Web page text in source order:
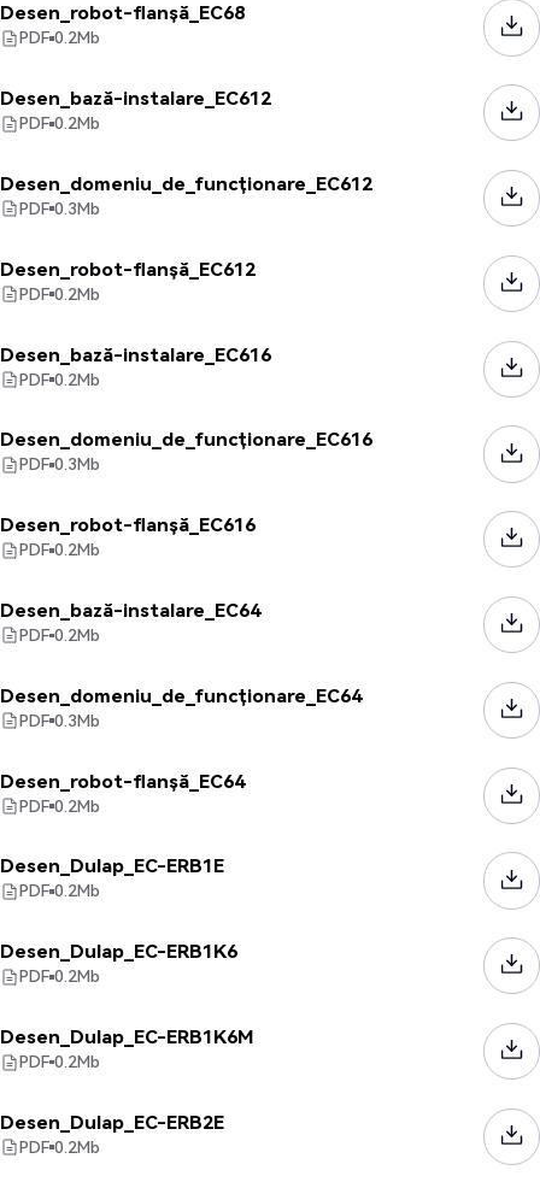
Desen_robot-flanșă_EC68
PDF 0.2Mb
Desen_bază-instalare_EC612
PDF 0.2Mb
Desen_domeniu_de_funcționare_EC612
PDF 0.3Mb
Desen_robot-flanșă_EC612
PDF 0.2Mb
Desen_bază-instalare_EC616
PDF 0.2Mb
Desen_domeniu_de_funcționare_EC616
PDF 0.3Mb
Desen_robot-flanșă_EC616
PDF 0.2Mb
Desen_bază-instalare_EC64
PDF 0.2Mb
Desen_domeniu_de_funcționare_EC64
PDF 0.3Mb
Desen_robot-flanșă_EC64
PDF 0.2Mb
Desen_Dulap_EC-ERB1E
PDF 0.2Mb
Desen_Dulap_EC-ERB1K6
PDF 0.2Mb
Desen_Dulap_EC-ERB1K6M
PDF 0.2Mb
Desen_Dulap_EC-ERB2E
PDF 0.2Mb